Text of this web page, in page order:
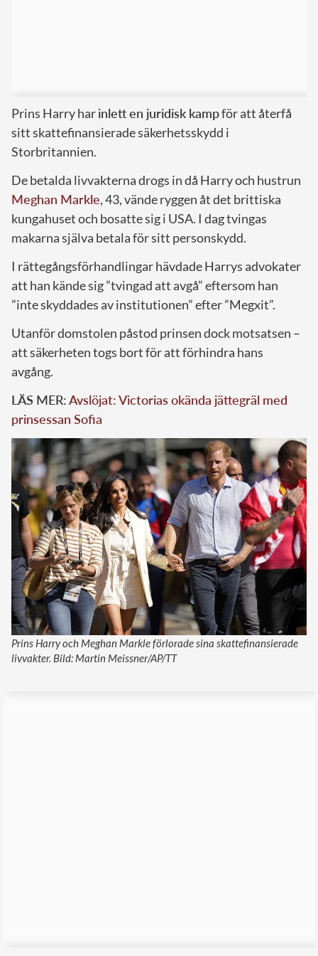
Prins Harry harinlett en juridisk kampför att återfå
sitt skattefinansierade säkerhetsskydd i
Storbritannien.
De betalda livvakterna drogs in då Harry och hustrun
Meghan Markle, 43, vände ryggen åt det brittiska
kungahuset och bosatte sig i USA. I dag tvingas
makarna själva betala för sitt personskydd.
I rättegångsförhandlingar hävdade Harrys advokater
att han kände sig ”tvingad att avgå” eftersom han
”inte skyddades av institutionen” efter ”Megxit”.
Utanför domstolen påstod prinsen dock motsatsen –
att säkerheten togs bort för att förhindra hans
avgång.
LÄS MER:Avslöjat: Victorias okända jättegräl med
prinsessan Sofia
Prins Harry och Meghan Markle förlorade sina skattefinansierade
livvakter. Bild: Martin Meissner/AP/TT